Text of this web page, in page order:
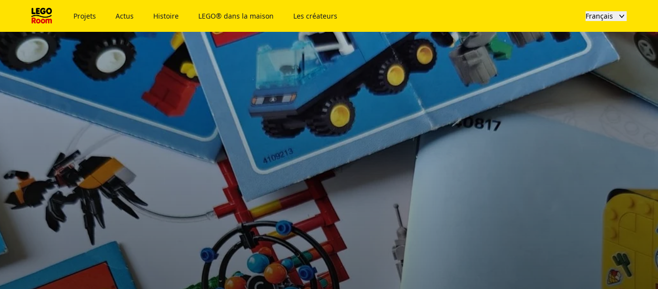
Vers le contenu principal
Projets Actus Histoire LEGO® dans la maison Les créateurs Français